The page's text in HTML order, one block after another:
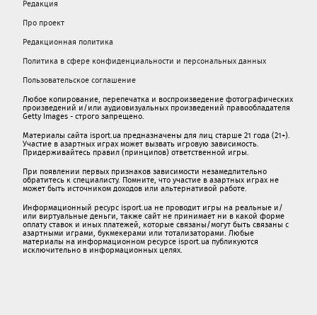
Редакция
Про проект
Редакционная политика
Политика в сфере конфиденциальности и персональных данных
Пользовательское соглашение
Любое копирование, перепечатка и воспроизведение фотографических
произведений и/или аудиовизуальных произведений правообладателя
Getty Images - строго запрещено.
Материалы сайта isport.ua предназначены для лиц старше 21 года (21+).
Участие в азартных играх может вызвать игровую зависимость.
Придерживайтесь правил (принципов) ответственной игры.
При появлении первых признаков зависимости незамедлительно
обратитесь к специалисту. Помните, что участие в азартных играх не
может быть источником доходов или альтернативой работе.
Информационный ресурс isport.ua не проводит игры на реальные и/
или виртуальные деньги, также сайт не принимает ни в какой форме
oплaту ставок и иных платежей, которые связаны/могут быть связаны c
азартными игрaми, букмекерами или тотализаторами. Любые
материалы на информационном ресурсе isport.ua публикуютcя
исключительно в информационных целях.